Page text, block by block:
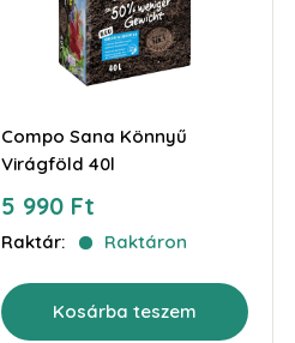
Compo Sana Könnyű
Virágföld 40l
Akciós
ár
5 990 Ft
Raktár: Raktáron
Kosárba teszem